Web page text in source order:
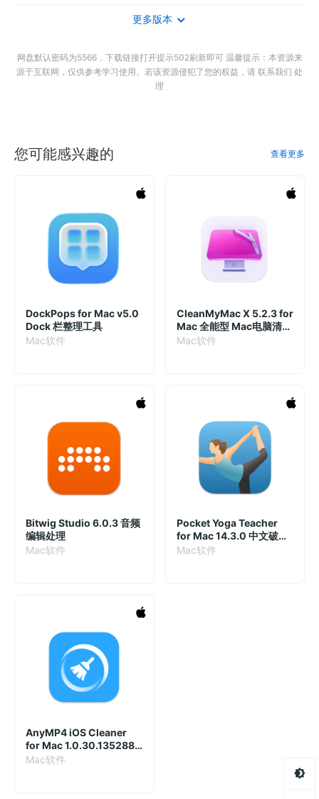
更多版本
网盘默认密码为5566，下载链接打开提示502刷新即可 温馨提示：本资源来
源于互联网，仅供参考学习使用。若该资源侵犯了您的权益，请 联系我们 处
理
您可能感兴趣的 查看更多
DockPops for Mac v5.0
Dock 栏整理工具
Mac软件
CleanMyMac X 5.2.3 for
Mac 全能型 Mac电脑清理
工具
Mac软件
Bitwig Studio 6.0.3 音频
编辑处理
Mac软件
Pocket Yoga Teacher
for Mac 14.3.0 中文破解
版
Mac软件
AnyMP4 iOS Cleaner
for Mac 1.0.30.135288
破解版
Mac软件